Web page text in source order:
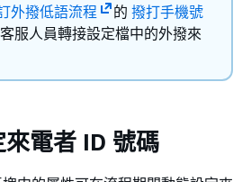
外撥低語流程 的 撥打手機號
服人員轉接設定檔中的外撥來
電者 ID 號碼